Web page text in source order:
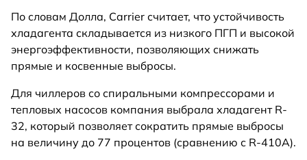
По словам Долла, Carrier считает, что устойчивость
хладагента складывается из низкого ПГП и высокой
энергоэффективности, позволяющих снижать
прямые и косвенные выбросы.
Для чиллеров со спиральными компрессорами и
тепловых насосов компания выбрала хладагент R-
32, который позволяет сократить прямые выбросы
на величину до 77 процентов (сравнению с R-410A).